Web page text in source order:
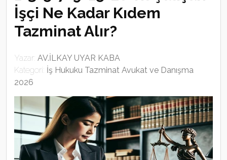
İşçi Ne Kadar Kıdem
Tazminat Alır?
Yazar: AV.İLKAY UYAR KABA
Kategori: İş Hukuku Tazminat Avukat ve Danışma
2026